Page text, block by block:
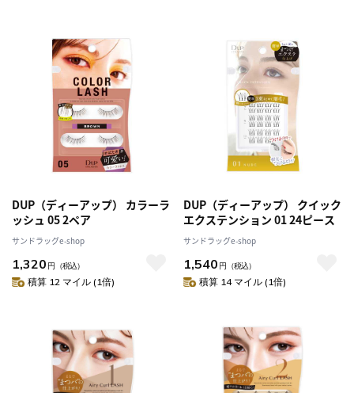
DUP（ディーアップ） カラーラ
ッシュ 05 2ペア
サンドラッグe-shop
1,320 円 （税込）
積算 12 マイル (1倍)
DUP（ディーアップ） クイック
エクステンション 01 24ピース
サンドラッグe-shop
1,540 円 （税込）
積算 14 マイル (1倍)